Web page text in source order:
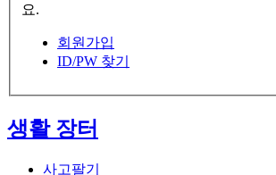
요.
회원가입
ID/PW 찾기
생활 장터
사고팔기